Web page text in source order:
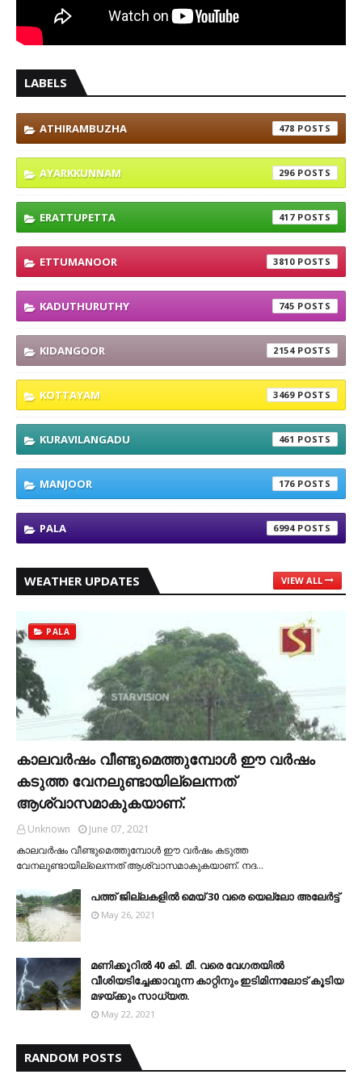
LABELS
ATHIRAMBUZHA 478
AYARKKUNNAM 296
ERATTUPETTA 417
ETTUMANOOR 3810
KADUTHURUTHY 745
KIDANGOOR 2154
KOTTAYAM 3469
KURAVILANGADU 461
MANJOOR 176
PALA 6994
WEATHER UPDATES VIEW ALL
PALA
കാലവര്‍ഷം വീണ്ടുമെത്തുമ്പോള്‍ ഈ വര്‍ഷം
കടുത്ത വേനലുണ്ടായില്ലെന്നത്
ആശ്വാസമാകുകയാണ്.
Unknown
June 07, 2021
കാലവര്‍ഷം വീണ്ടുമെത്തുമ്പോള്‍ ഈ വര്‍ഷം കടുത്ത
വേനലുണ്ടായില്ലെന്നത് ആശ്വാസമാകുകയാണ്. നദ…
പത്ത് ജില്ലകളില്‍ മെയ് 30 വരെ യെല്ലോ അലേര്‍ട്ട്
May 26, 2021
മണിക്കൂറിൽ 40 കി. മീ. വരെ വേഗതയിൽ
വീശിയടിച്ചേക്കാവുന്ന കാറ്റിനും ഇടിമിന്നലോട് കൂടിയ
മഴയ്ക്കും സാധ്യത.
May 22, 2021
RANDOM POSTS